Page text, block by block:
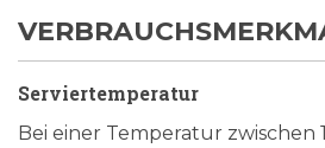
Serviertemperatur
Bei einer Temperatur zwischen